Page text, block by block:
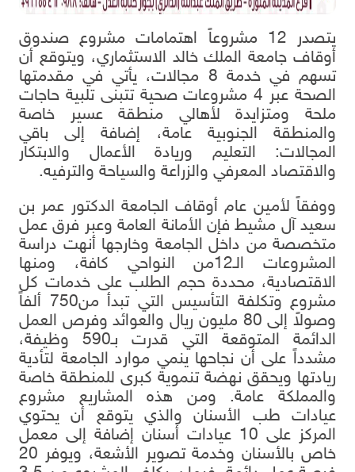
يتصدر 12 مشروعاً اهتمامات مشروع صندوق
أوقاف جامعة الملك خالد الاستثماري، ويتوقع أن
تسهم في خدمة 8 مجالات، يأتي في مقدمتها
الصحة عبر 4 مشروعات صحية تتبنى تلبية حاجات
ملحة ومتزايدة لأهالي منطقة عسير خاصة
والمنطقة الجنوبية عامة، إضافة إلى باقي
المجالات: التعليم وريادة الأعمال والابتكار
والاقتصاد المعرفي والزراعة والسياحة والترفيه.
ووفقاً لأمين عام أوقاف الجامعة الدكتور عمر بن
سعيد آل مشيط فإن الأمانة العامة وعبر فرق عمل
متخصصة من داخل الجامعة وخارجها أنهت دراسة
المشروعات الـ12من النواحي كافة، ومنها
الاقتصادية، محددة حجم الطلب على خدمات كل
مشروع وتكلفة التأسيس التي تبدأ من750 ألفاً
وصولاً إلى 80 مليون ريال والعوائد وفرص العمل
الدائمة المتوقعة التي قدرت بـ590 وظيفة،
مشدداً على أن نجاحها ينمي موارد الجامعة لتأدية
ريادتها ويحقق نهضة تنموية كبرى للمنطقة خاصة
والمملكة عامة. ومن هذه المشاريع مشروع
عيادات طب الأسنان والذي يتوقع أن يحتوي
المركز على 10 عيادات أسنان إضافة إلى معمل
خاص بالأسنان وخدمة تصوير الأشعة، ويوفر 20